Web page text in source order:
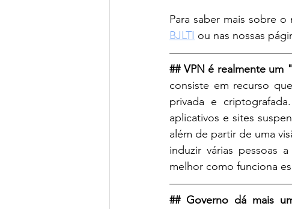
Para saber mais sobre
BJLTI ou nas nossas
## VPN é realmente
consiste em recurso
privada e
aplicativos e sites
além de partir de uma
induzir várias pessoas
melhor como funciona
## Governo dá mais